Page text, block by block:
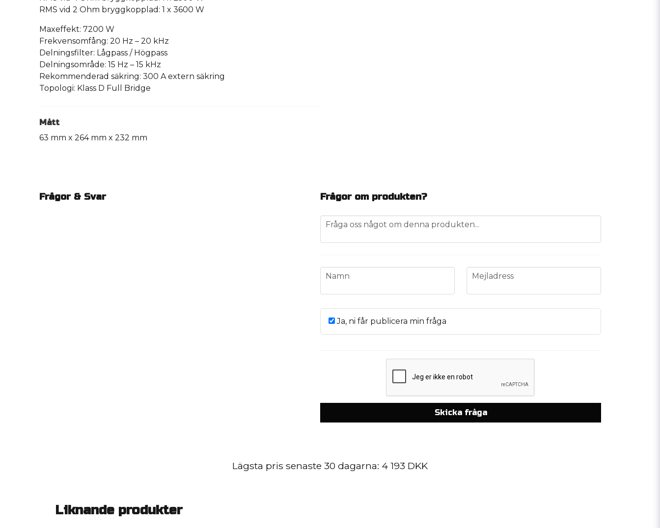
RMS vid 2 Ohm bryggkopplad: 1 x 3600 W
Maxeffekt: 7200 W
Frekvensomfång: 20 Hz – 20 kHz
Delningsfilter: Lågpass / Högpass
Delningsområde: 15 Hz – 15 kHz
Rekommenderad säkring: 300 A extern säkring
Topologi: Klass D Full Bridge
Mått
63 mm x 264 mm x 232 mm
Frågor & Svar Frågor om produkten?
question
Fråga oss något om denna produkten...
name
Namn email
Mejladress
Ja, ni får publicera min fråga
Skicka fråga
Lägsta pris senaste 30 dagarna: 4 193 DKK
Liknande produkter